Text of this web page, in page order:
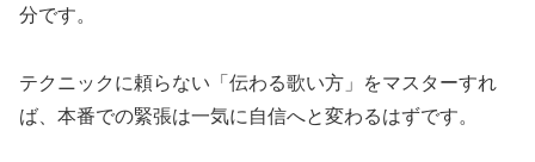
分です。
テクニックに頼らない「伝わる歌い方」をマスターすれ
ば、本番での緊張は一気に自信へと変わるはずです。